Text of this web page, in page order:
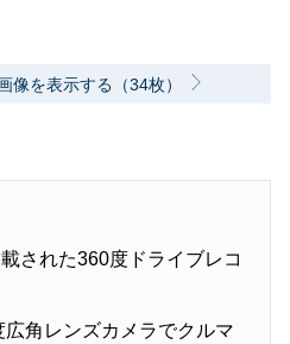
像を表示する（34枚）
された360度ドライブレコ
角レンズカメラでクルマ